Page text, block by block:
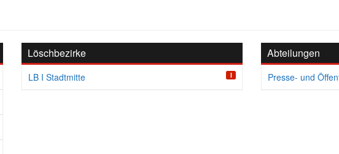
Löschbezirke
LB I Stadtmitte I
Abteilungen
Presse- und